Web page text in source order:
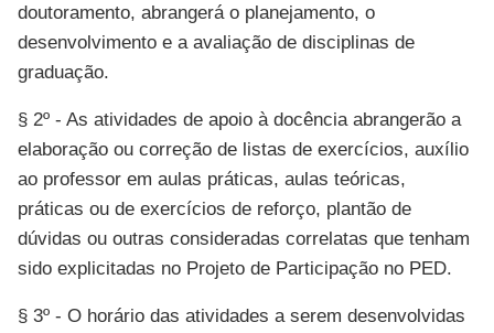
doutoramento, abrangerá o planejamento, o
desenvolvimento e a avaliação de disciplinas de
graduação.
§ 2º - As atividades de apoio à docência abrangerão a
elaboração ou correção de listas de exercícios, auxílio
ao professor em aulas práticas, aulas teóricas,
práticas ou de exercícios de reforço, plantão de
dúvidas ou outras consideradas correlatas que tenham
sido explicitadas no Projeto de Participação no PED.
§ 3º - O horário das atividades a serem desenvolvidas